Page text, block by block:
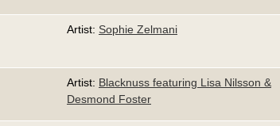
Artist: Sophie Zelmani
Artist: Blacknuss featuring Lisa Nilsson &
Desmond Foster